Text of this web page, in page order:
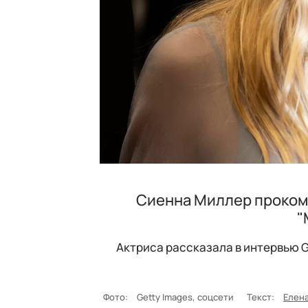
Сиенна Миллер
Актриса рассказала в интервью
Фото: Getty Images, соцсети Текст: